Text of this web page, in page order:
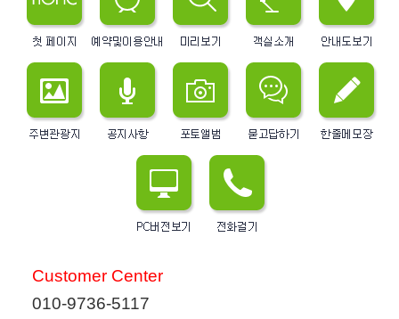
Customer Center
010-9736-5117